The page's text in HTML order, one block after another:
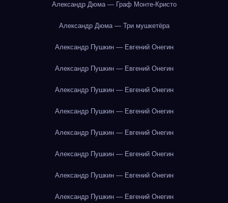
Александр Дюма — Граф Монте-Кристо
Александр Дюма — Три мушкетёра
Александр Пушкин — Евгений Онегин
Александр Пушкин — Евгений Онегин
Александр Пушкин — Евгений Онегин
Александр Пушкин — Евгений Онегин
Александр Пушкин — Евгений Онегин
Александр Пушкин — Евгений Онегин
Александр Пушкин — Евгений Онегин
Александр Пушкин — Евгений Онегин